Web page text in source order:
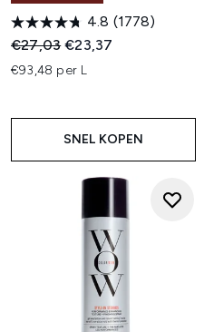
4.8 (1778)
Recommended Retail Price:
€27,03Huidige prijs:
€23,37
€93,48 per L
SNEL KOPEN